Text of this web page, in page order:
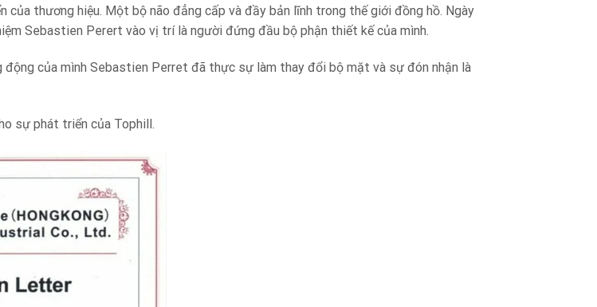
của thương hiệu. Một bộ não đẳng cấp và đầy bản lĩnh trong thế giới đồng hồ. Ngày
Sebastien Perert vào vị trí là người đứng đầu bộ phận thiết kế của mình.
động của mình Sebastien Perret đã thực sự làm thay đổi bộ mặt và sự đón nhận là
sự phát triển của Tophill.